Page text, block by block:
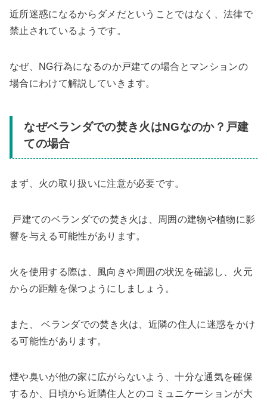
近所迷惑になるからダメだということではなく、法律で
禁止されているようです。
なぜ、NG行為になるのか戸建ての場合とマンションの
場合にわけて解説していきます。
なぜベランダでの焚き火はNGなのか？戸建
ての場合
まず、火の取り扱いに注意が必要です。
戸建てのベランダでの焚き火は、周囲の建物や植物に影
響を与える可能性があります。
火を使用する際は、風向きや周囲の状況を確認し、火元
からの距離を保つようにしましょう。
また、 ベランダでの焚き火は、近隣の住人に迷惑をかけ
る可能性があります。
煙や臭いが他の家に広がらないよう、十分な通気を確保
するか、日頃から近隣住人とのコミュニケーションが大